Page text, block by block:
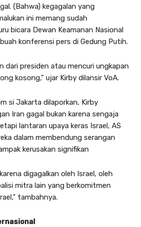
(Bahwa) kegagalan yang
ini memang sudah
bicara Dewan Keamanan Nasional
konferensi pers di Gedung Putih.
dari presiden atau mencuri ungkapan
kosong,” ujar Kirby dilansir VoA.
si Jakarta dilaporkan, Kirby
Iran gagal bukan karena sengaja
lantaran upaya keras Israel, AS
dalam membendung serangan
kerusakan signifikan
digagalkan oleh Israel, oleh
mitra lain yang berkomitmen
tambahnya.